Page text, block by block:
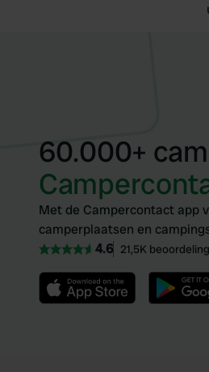
60.000+
Met de Campercontact app
camperplaatsen en
4.6 21,5K